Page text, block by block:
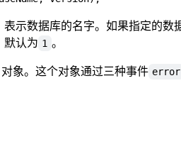
示数据库的名字。如果指定的
默认为 1 。
象。这个对象通过三种事件 error